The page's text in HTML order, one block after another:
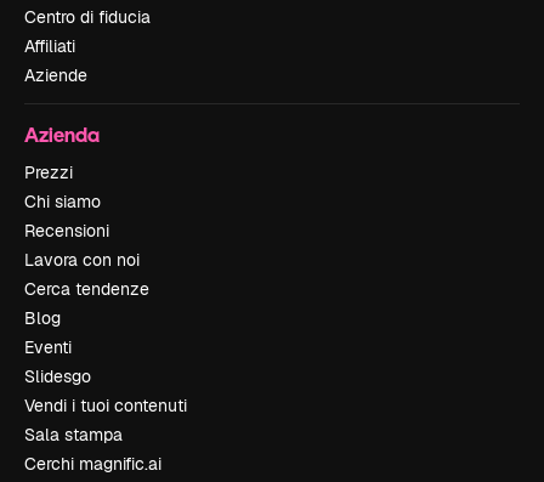
Centro di fiducia
Affiliati
Aziende
Azienda
Prezzi
Chi siamo
Recensioni
Lavora con noi
Cerca tendenze
Blog
Eventi
Slidesgo
Vendi i tuoi contenuti
Sala stampa
Cerchi magnific.ai